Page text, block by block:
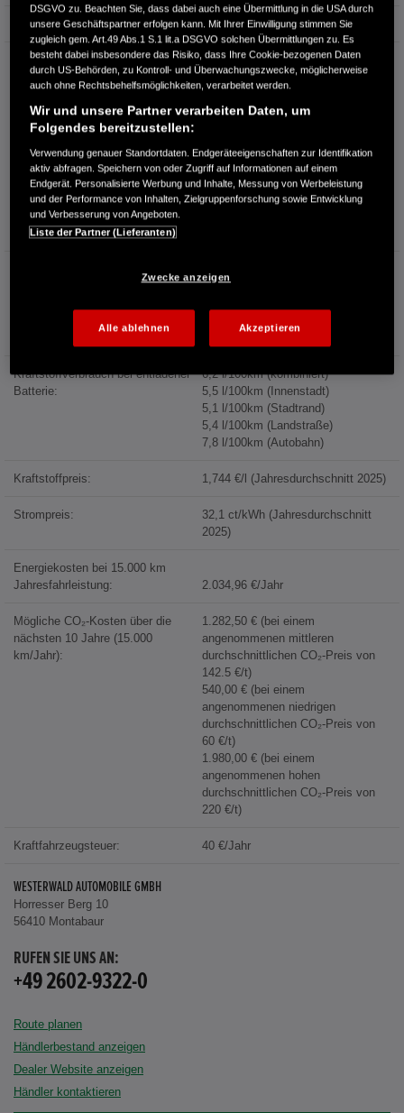
Elektrische Reichweite (EAER): 79 km
CO₂-Klassen: B, E
Information über den
15,1 kWh/100km (Innenstadt)
25,6 kWh/100km (Autobahn)
Kraftstoffverbrauch bei entladener
Batterie:
6,2 l/100km (kombiniert)
5,5 l/100km (Innenstadt)
5,1 l/100km (Stadtrand)
5,4 l/100km (Landstraße)
7,8 l/100km (Autobahn)
Kraftstoffpreis: 1,744 €/l (Jahresdurchschnitt 2025)
Strompreis:
32,1 ct/kWh (Jahresdurchschnitt
2025)
Energiekosten bei 15.000 km
Jahresfahrleistung:
2.034,96 €/Jahr
Mögliche CO₂-Kosten über die
nächsten 10 Jahre (15.000
km/Jahr):
1.282,50 € (bei einem
angenommenen mittleren
durchschnittlichen CO₂-Preis von
142.5 €/t)
540,00 € (bei einem
angenommenen niedrigen
durchschnittlichen CO₂-Preis von
60 €/t)
1.980,00 € (bei einem
angenommenen hohen
durchschnittlichen CO₂-Preis von
220 €/t)
Kraftfahrzeugsteuer: 40 €/Jahr
WESTERWALD AUTOMOBILE GMBH
Horresser Berg 10
56410 Montabaur
RUFEN SIE UNS AN:
+49 2602-9322-0
Route planen
Händlerbestand anzeigen
Dealer Website anzeigen
Händler kontaktieren
DSGVO zu. Beachten Sie, dass dabei auch eine Übermittlung in die USA durch
unsere Geschäftspartner erfolgen kann. Mit Ihrer Einwilligung stimmen Sie
zugleich gem. Art.49 Abs.1 S.1 lit.a DSGVO solchen Übermittlungen zu. Es
besteht dabei insbesondere das Risiko, dass Ihre Cookie-bezogenen Daten
durch US-Behörden, zu Kontroll- und Überwachungszwecke, möglicherweise
auch ohne Rechtsbehelfsmöglichkeiten, verarbeitet werden.
Wir und unsere Partner verarbeiten Daten, um
Folgendes bereitzustellen:
Verwendung genauer Standortdaten. Endgeräteeigenschaften zur Identifikation
aktiv abfragen. Speichern von oder Zugriff auf Informationen auf einem
Endgerät. Personalisierte Werbung und Inhalte, Messung von Werbeleistung
und der Performance von Inhalten, Zielgruppenforschung sowie Entwicklung
und Verbesserung von Angeboten.
Liste der Partner (Lieferanten)
Zwecke anzeigen
Alle ablehnen Akzeptieren